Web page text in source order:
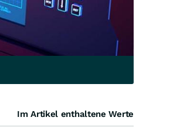
Im Artikel enthaltene Werte